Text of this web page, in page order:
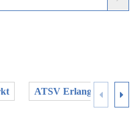
ATSV Erlangen